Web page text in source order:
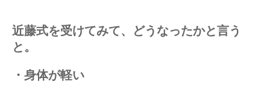
近藤式を受けてみて、どうなったかと言う
と。
・身体が軽い